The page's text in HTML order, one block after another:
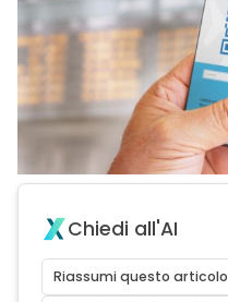
Chiedi all'AI
Riassumi questo articolo